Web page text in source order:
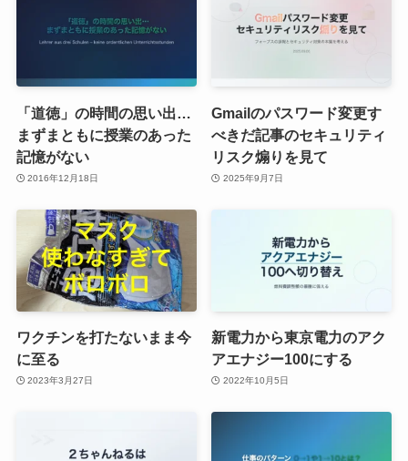
「道徳」の時間の思い出…
まずまともに授業のあった
記憶がない
2016年12月18日
Gmailのパスワード変更す
べきだ記事のセキュリティ
リスク煽りを見て
2025年9月7日
ワクチンを打たないまま今
に至る
2023年3月27日
新電力から東京電力のアク
アエナジー100にする
2022年10月5日